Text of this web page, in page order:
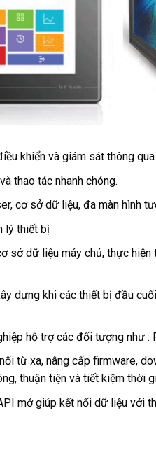
khiển và giám sát thông
thao tác nhanh chóng.
cơ sở dữ liệu, đa màn hình
lý thiết bị
sở dữ liệu máy chủ, thực
dựng khi các thiết bị đầu
hỗ trợ các đối tượng như :
từ xa, nâng cấp firmware,
thuận tiện và tiết kiệm thời
mở giúp kết nối dữ liệu với